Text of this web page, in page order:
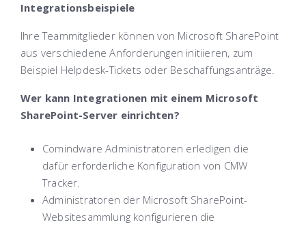
Integrationsbeispiele
Ihre Teammitglieder können von Microsoft SharePoint
aus verschiedene Anforderungen initiieren, zum
Beispiel Helpdesk-Tickets oder Beschaffungsanträge.
Wer kann Integrationen mit einem Microsoft
SharePoint-Server einrichten?
Comindware Administratoren erledigen die
dafür erforderliche Konfiguration von CMW
Tracker.
Administratoren der Microsoft SharePoint-
Websitesammlung konfigurieren die